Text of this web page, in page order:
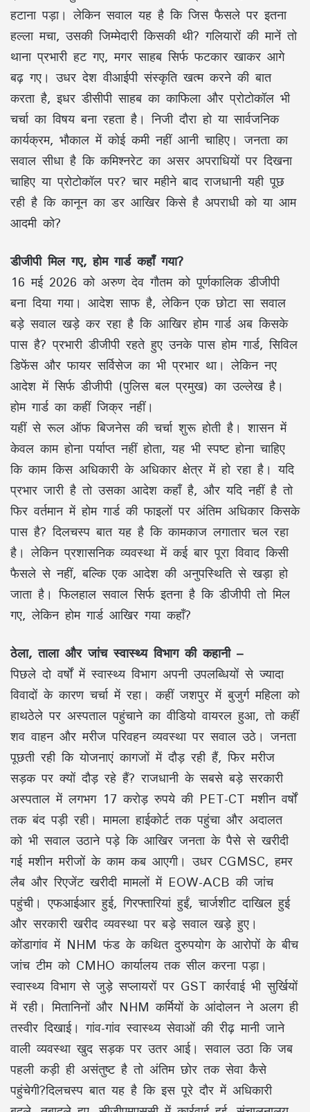
हटाना पड़ा। लेकिन सवाल यह है कि जिस फैसले पर इतना
हल्ला मचा, उसकी जिम्मेदारी किसकी थी? गलियारों की मानें तो
थाना प्रभारी हट गए, मगर साहब सिर्फ फटकार खाकर आगे
बढ़ गए। उधर देश वीआईपी संस्कृति खत्म करने की बात
करता है, इधर डीसीपी साहब का काफिला और प्रोटोकॉल भी
चर्चा का विषय बना रहता है। निजी दौरा हो या सार्वजनिक
कार्यक्रम, भौकाल में कोई कमी नहीं आनी चाहिए। जनता का
सवाल सीधा है कि कमिश्नरेट का असर अपराधियों पर दिखना
चाहिए या प्रोटोकॉल पर? चार महीने बाद राजधानी यही पूछ
रही है कि कानून का डर आखिर किसे है अपराधी को या आम
आदमी को?
डीजीपी मिल गए, होम गार्ड कहाँ गया?
16 मई 2026 को अरुण देव गौतम को पूर्णकालिक डीजीपी
बना दिया गया। आदेश साफ है, लेकिन एक छोटा सा सवाल
बड़े सवाल खड़े कर रहा है कि आखिर होम गार्ड अब किसके
पास है? प्रभारी डीजीपी रहते हुए उनके पास होम गार्ड, सिविल
डिफेंस और फायर सर्विसेज का भी प्रभार था। लेकिन नए
आदेश में सिर्फ डीजीपी (पुलिस बल प्रमुख) का उल्लेख है।
होम गार्ड का कहीं जिक्र नहीं।
यहीं से रूल ऑफ बिजनेस की चर्चा शुरू होती है। शासन में
केवल काम होना पर्याप्त नहीं होता, यह भी स्पष्ट होना चाहिए
कि काम किस अधिकारी के अधिकार क्षेत्र में हो रहा है। यदि
प्रभार जारी है तो उसका आदेश कहाँ है, और यदि नहीं है तो
फिर वर्तमान में होम गार्ड की फाइलों पर अंतिम अधिकार किसके
पास है? दिलचस्प बात यह है कि कामकाज लगातार चल रहा
है। लेकिन प्रशासनिक व्यवस्था में कई बार पूरा विवाद किसी
फैसले से नहीं, बल्कि एक आदेश की अनुपस्थिति से खड़ा हो
जाता है। फिलहाल सवाल सिर्फ इतना है कि डीजीपी तो मिल
गए, लेकिन होम गार्ड आखिर गया कहाँ?
ठेला, ताला और जांच स्वास्थ्य विभाग की कहानी –
पिछले दो वर्षों में स्वास्थ्य विभाग अपनी उपलब्धियों से ज्यादा
विवादों के कारण चर्चा में रहा। कहीं जशपुर में बुजुर्ग महिला को
हाथठेले पर अस्पताल पहुंचाने का वीडियो वायरल हुआ, तो कहीं
शव वाहन और मरीज परिवहन व्यवस्था पर सवाल उठे। जनता
पूछती रही कि योजनाएं कागजों में दौड़ रही हैं, फिर मरीज
सड़क पर क्यों दौड़ रहे हैं? राजधानी के सबसे बड़े सरकारी
अस्पताल में लगभग 17 करोड़ रुपये की PET-CT मशीन वर्षों
तक बंद पड़ी रही। मामला हाईकोर्ट तक पहुंचा और अदालत
को भी सवाल उठाने पड़े कि आखिर जनता के पैसे से खरीदी
गई मशीन मरीजों के काम कब आएगी। उधर CGMSC, हमर
लैब और रिएजेंट खरीदी मामलों में EOW-ACB की जांच
पहुंची। एफआईआर हुई, गिरफ्तारियां हुईं, चार्जशीट दाखिल हुई
और सरकारी खरीद व्यवस्था पर बड़े सवाल खड़े हुए।
कोंडागांव में NHM फंड के कथित दुरुपयोग के आरोपों के बीच
जांच टीम को CMHO कार्यालय तक सील करना पड़ा।
स्वास्थ्य विभाग से जुड़े सप्लायरों पर GST कार्रवाई भी सुर्खियों
में रही। मितानिनों और NHM कर्मियों के आंदोलन ने अलग ही
तस्वीर दिखाई। गांव-गांव स्वास्थ्य सेवाओं की रीढ़ मानी जाने
वाली व्यवस्था खुद सड़क पर उतर आई। सवाल उठा कि जब
पहली कड़ी ही असंतुष्ट है तो अंतिम छोर तक सेवा कैसे
पहुंचेगी?दिलचस्प बात यह है कि इस पूरे दौर में अधिकारी